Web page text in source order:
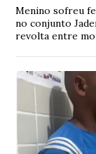
Menino sofreu
no conjunto
revolta entre